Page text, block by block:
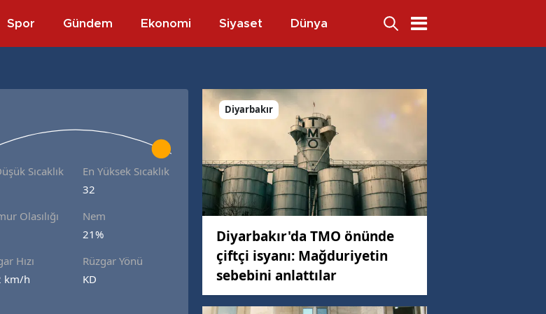
Spor Gündem Ekonomi Siyaset Dünya
Sıcaklık
En Yüksek Sıcaklık
32
Olasılığı
Nem
21%
Hızı
km/h
Rüzgar Yönü
KD
Diyarbakır
Diyarbakır'da TMO önünde
çiftçi isyanı: Mağduriyetin
sebebini anlattılar